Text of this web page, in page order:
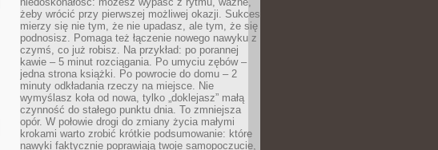
żeby wrócić przy pierwszej możliwej okazji. Sukces
mierzy się nie tym, że nie upadasz, ale tym, że się
podnosisz. Pomaga też łączenie nowego nawyku z
czymś, co już robisz. Na przykład: po porannej
kawie – 5 minut rozciągania. Po umyciu zębów –
jedna strona książki. Po powrocie do domu – 2
minuty odkładania rzeczy na miejsce. Nie
wymyślasz koła od nowa, tylko „doklejasz” małą
czynność do stałego punktu dnia. To zmniejsza
opór. W połowie drogi do zmiany życia małymi
krokami warto zrobić krótkie podsumowanie: które
nawyki faktycznie poprawiają twoje samopoczucie,